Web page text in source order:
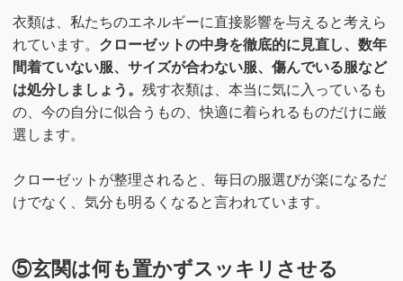
衣類は、私たちのエネルギーに直接影響を与えると考えら
れています。 クローゼットの中身を徹底的に見直し、数年
間着ていない服、サイズが合わない服、傷んでいる服など
は処分しましょう。 残す衣類は、本当に気に入っているも
の、今の自分に似合うもの、快適に着られるものだけに厳
選します。
クローゼットが整理されると、毎日の服選びが楽になるだ
けでなく、気分も明るくなると言われています。
⑤玄関は何も置かずスッキリさせる